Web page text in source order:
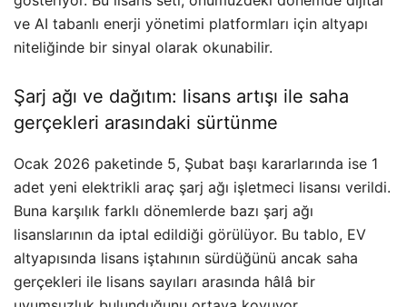
ve AI tabanlı enerji yönetimi platformları için altyapı
niteliğinde bir sinyal olarak okunabilir.
Şarj ağı ve dağıtım: lisans artışı ile saha
gerçekleri arasındaki sürtünme
Ocak 2026 paketinde 5, Şubat başı kararlarında ise 1
adet yeni elektrikli araç şarj ağı işletmeci lisansı verildi.
Buna karşılık farklı dönemlerde bazı şarj ağı
lisanslarının da iptal edildiği görülüyor. Bu tablo, EV
altyapısında lisans iştahının sürdüğünü ancak saha
gerçekleri ile lisans sayıları arasında hâlâ bir